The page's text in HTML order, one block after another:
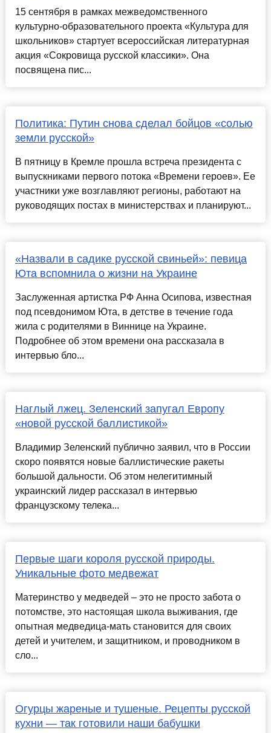
15 сентября в рамках межведомственного
культурно-образовательного проекта «Культура для
школьников» стартует всероссийская литературная
акция «Сокровища русской классики». Она
посвящена пис...
Политика: Путин снова сделал бойцов «солью
земли русской»
В пятницу в Кремле прошла встреча президента с
выпускниками первого потока «Времени героев». Ее
участники уже возглавляют регионы, работают на
руководящих постах в министерствах и планируют...
«Назвали в садике русской свиньей»: певица
Юта вспомнила о жизни на Украине
Заслуженная артистка РФ Анна Осипова, известная
под псевдонимом Юта, в детстве в течение года
жила с родителями в Виннице на Украине.
Подробнее об этом времени она рассказала в
интервью бло...
Наглый лжец. Зеленский запугал Европу
«новой русской баллистикой»
Владимир Зеленский публично заявил, что в России
скоро появятся новые баллистические ракеты
большой дальности. Об этом нелегитимный
украинский лидер рассказал в интервью
французскому телека...
Первые шаги короля русской природы.
Уникальные фото медвежат
Материнство у медведей – это не просто забота о
потомстве, это настоящая школа выживания, где
опытная медведица-мать становится для своих
детей и учителем, и защитником, и проводником в
сло...
Огурцы жареные и тушеные. Рецепты русской
кухни — так готовили наши бабушки